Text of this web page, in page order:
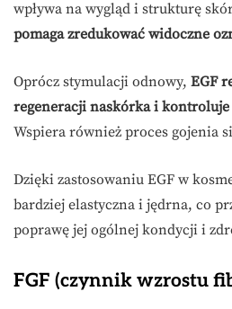
wpływa na wygląd i strukturę
pomaga zredukować widoczne
Oprócz stymulacji odnowy, EGF
regeneracji naskórka i
Wspiera również proces gojenia
Dzięki zastosowaniu EGF w
bardziej elastyczna i jędrna, co
poprawę jej ogólnej kondycji i
FGF (czynnik wzrostu